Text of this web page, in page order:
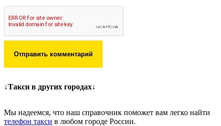
Отправить комментарий
↓Такси в других городах↓
Мы надеемся, что наш справочник поможет вам легко найти
телефон такси в любом городе России.